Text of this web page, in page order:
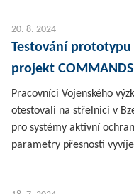
20. 8. 2024
Testování
projekt COMMANDS
Pracovníci Vojenského
otestovali na střelnici v
pro systémy aktivní
parametry přesnosti